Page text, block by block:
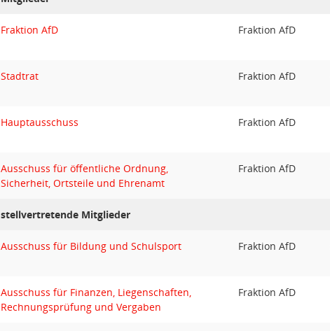
Fraktion AfD Fraktion AfD
Stadtrat Fraktion AfD
Hauptausschuss Fraktion AfD
Ausschuss für öffentliche Ordnung,
Sicherheit, Ortsteile und Ehrenamt
Fraktion AfD
stellvertretende Mitglieder
Ausschuss für Bildung und Schulsport Fraktion AfD
Ausschuss für Finanzen, Liegenschaften,
Rechnungsprüfung und Vergaben
Fraktion AfD